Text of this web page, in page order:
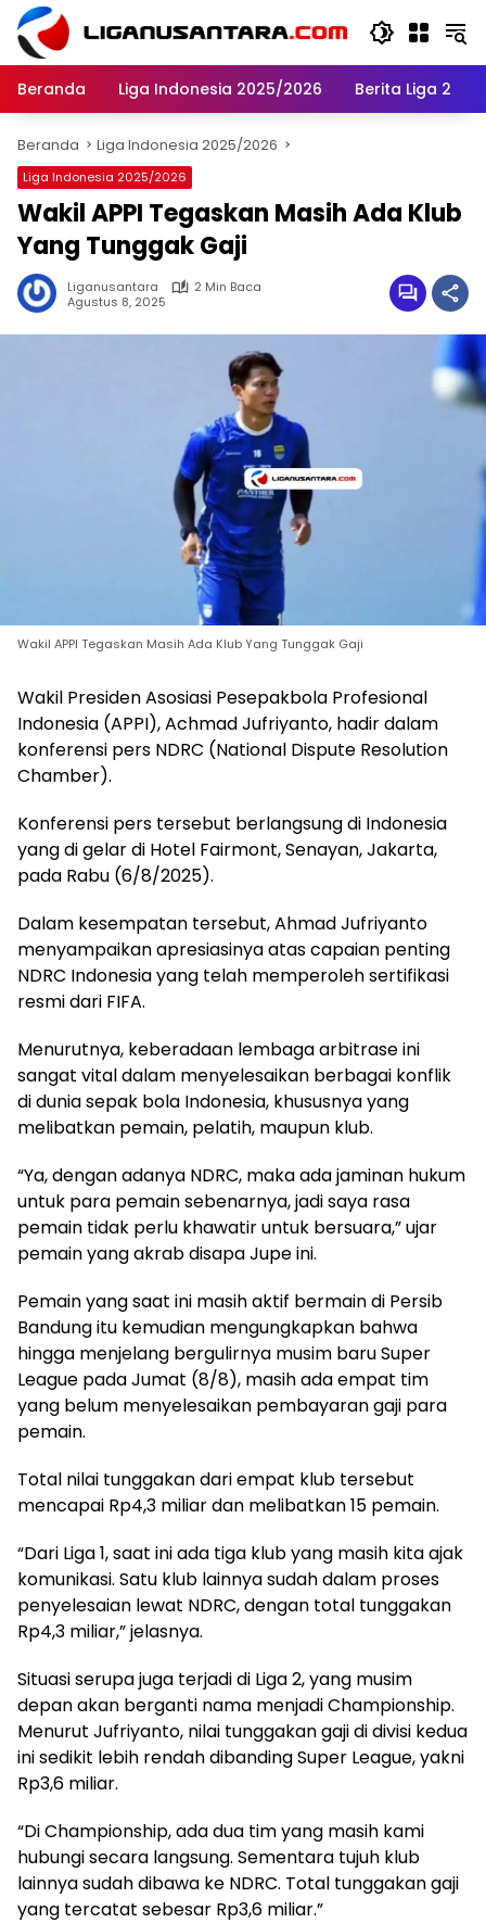
Langsung
konten
Beranda
Liga Indonesia 2025/2026 Berita Liga 2
Beranda Liga Indonesia 2025/2026
Liga Indonesia 2025/2026
Wakil APPI Tegaskan Masih Ada Klub
Yang Tunggak Gaji
Liganusantara
2 Min Baca
Agustus 8, 2025
Wakil APPI Tegaskan Masih Ada Klub Yang Tunggak Gaji
Wakil Presiden Asosiasi Pesepakbola Profesional
Indonesia (APPI), Achmad Jufriyanto, hadir dalam
konferensi pers NDRC (National Dispute Resolution
Chamber).
Konferensi pers tersebut berlangsung di Indonesia
yang di gelar di Hotel Fairmont, Senayan, Jakarta,
pada Rabu (6/8/2025).
Dalam kesempatan tersebut, Ahmad Jufriyanto
menyampaikan apresiasinya atas capaian penting
NDRC Indonesia yang telah memperoleh sertifikasi
resmi dari FIFA.
Menurutnya, keberadaan lembaga arbitrase ini
sangat vital dalam menyelesaikan berbagai konflik
di dunia sepak bola Indonesia, khususnya yang
melibatkan pemain, pelatih, maupun klub.
“Ya, dengan adanya NDRC, maka ada jaminan hukum
untuk para pemain sebenarnya, jadi saya rasa
pemain tidak perlu khawatir untuk bersuara,” ujar
pemain yang akrab disapa Jupe ini.
Pemain yang saat ini masih aktif bermain di Persib
Bandung itu kemudian mengungkapkan bahwa
hingga menjelang bergulirnya musim baru Super
League pada Jumat (8/8), masih ada empat tim
yang belum menyelesaikan pembayaran gaji para
pemain.
Total nilai tunggakan dari empat klub tersebut
mencapai Rp4,3 miliar dan melibatkan 15 pemain.
“Dari Liga 1, saat ini ada tiga klub yang masih kita ajak
komunikasi. Satu klub lainnya sudah dalam proses
penyelesaian lewat NDRC, dengan total tunggakan
Rp4,3 miliar,” jelasnya.
Situasi serupa juga terjadi di Liga 2, yang musim
depan akan berganti nama menjadi Championship.
Menurut Jufriyanto, nilai tunggakan gaji di divisi kedua
ini sedikit lebih rendah dibanding Super League, yakni
Rp3,6 miliar.
“Di Championship, ada dua tim yang masih kami
hubungi secara langsung. Sementara tujuh klub
lainnya sudah dibawa ke NDRC. Total tunggakan gaji
yang tercatat sebesar Rp3,6 miliar.”